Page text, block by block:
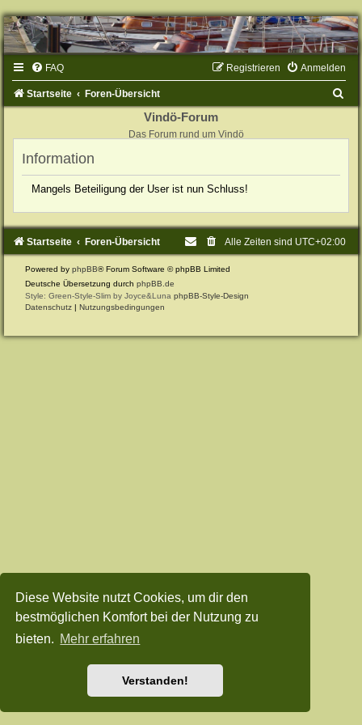
Diese Website nutzt Cookies, um dir den
bestmöglichen Komfort bei der Nutzung zu
bieten. Mehr erfahren
Verstanden!
FAQ Anmelden
Registrieren
Startseite Foren-Übersicht
Vindö-Forum
Das Forum rund um Vindö
Information
Mangels Beteiligung der User ist nun Schluss!
Startseite Foren-Übersicht Alle Zeiten sind UTC+02:00
Powered by phpBB® Forum Software © phpBB Limited
Deutsche Übersetzung durch phpBB.de
Style: Green-Style-Slim by Joyce&Luna phpBB-Style-Design
Datenschutz | Nutzungsbedingungen